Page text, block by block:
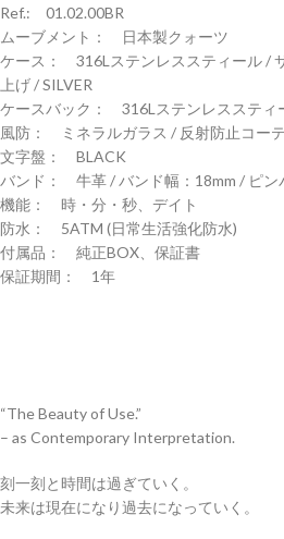
Ref.: 01.02.00BR
ムーブメント： 日本製クォーツ
ケース： 316Lステンレススティール /
上げ / SILVER
ケースバック： 316Lステンレススティ
風防： ミネラルガラス / 反射防止コー
文字盤： BLACK
バンド： 牛革 / バンド幅：18mm / ピン
機能： 時・分・秒、デイト
防水： 5ATM (日常生活強化防水)
付属品： 純正BOX、保証書
保証期間： 1年
“The Beauty of Use.”
– as Contemporary Interpretation.
刻一刻と時間は過ぎていく。
未来は現在になり過去になっていく。